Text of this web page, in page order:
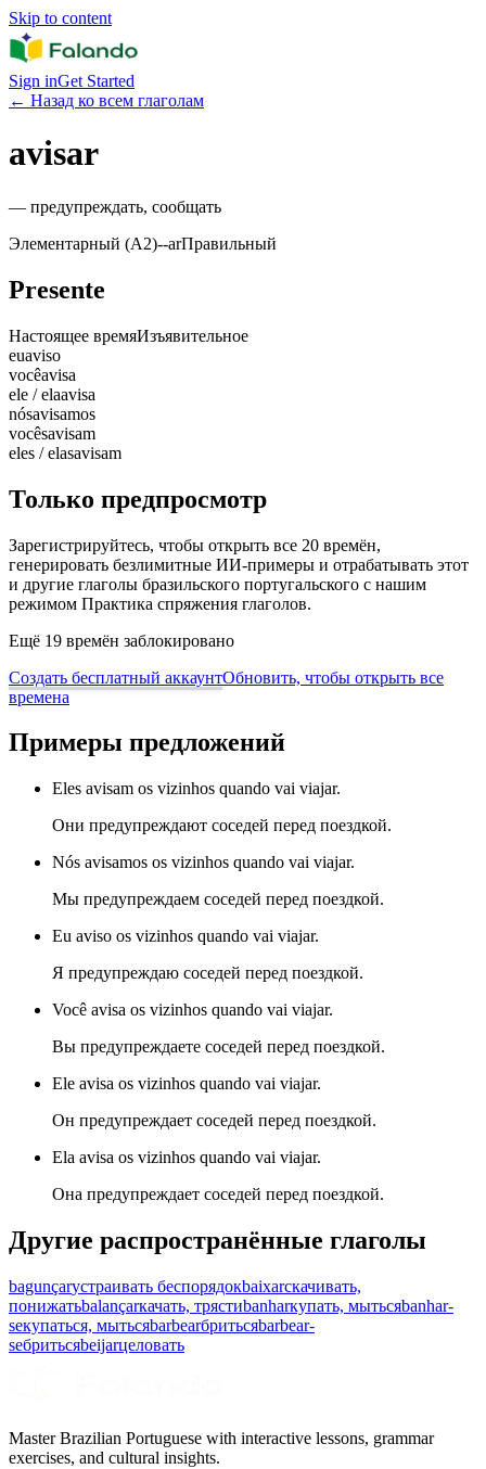
Skip to content
Sign inGet Started
← Назад ко всем глаголам
avisar
— предупреждать, сообщать
Элементарный (A2)--arПравильный
Presente
Настоящее времяИзъявительное
euaviso
vocêavisa
ele / elaavisa
nósavisamos
vocêsavisam
eles / elasavisam
Только предпросмотр
Зарегистрируйтесь, чтобы открыть все 20 времён,
генерировать безлимитные ИИ-примеры и отрабатывать этот
и другие глаголы бразильского португальского с нашим
режимом Практика спряжения глаголов.
Ещё 19 времён заблокировано
Создать бесплатный аккаунтОбновить, чтобы открыть все
времена
Примеры предложений
Eles avisam os vizinhos quando vai viajar.
Они предупреждают соседей перед поездкой.
Nós avisamos os vizinhos quando vai viajar.
Мы предупреждаем соседей перед поездкой.
Eu aviso os vizinhos quando vai viajar.
Я предупреждаю соседей перед поездкой.
Você avisa os vizinhos quando vai viajar.
Вы предупреждаете соседей перед поездкой.
Ele avisa os vizinhos quando vai viajar.
Он предупреждает соседей перед поездкой.
Ela avisa os vizinhos quando vai viajar.
Она предупреждает соседей перед поездкой.
Другие распространённые глаголы
bagunçarустраивать беспорядокbaixarскачивать,
понижатьbalançarкачать, трястиbanharкупать, мытьсяbanhar-
seкупаться, мытьсяbarbearбритьсяbarbear-
seбритьсяbeijarцеловать
Master Brazilian Portuguese with interactive lessons, grammar
exercises, and cultural insights.